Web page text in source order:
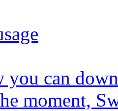
you can
moment,